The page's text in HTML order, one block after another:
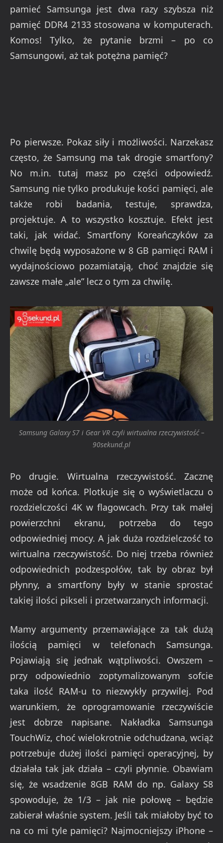
pamieć Samsunga jest dwa razy szybsza niż
pamięć DDR4 2133 stosowana w komputerach.
Komos! Tylko, że pytanie brzmi – po co
Samsungowi, aż tak potężna pamięć?
Po pierwsze. Pokaz siły i możliwości. Narzekasz
często, że Samsung ma tak drogie smartfony?
No m.in. tutaj masz po części odpowiedź.
Samsung nie tylko produkuje kości pamięci, ale
także robi badania, testuje, sprawdza,
projektuje. A to wszystko kosztuje. Efekt jest
taki, jak widać. Smartfony Koreańczyków za
chwilę będą wyposażone w 8 GB pamięci RAM i
wydajnościowo pozamiatają, choć znajdzie się
zawsze małe „ale” lecz o tym za chwilę.
Samsung Galaxy S7 i Gear VR czyli wirtualna rzeczywistość –
90sekund.pl
Po drugie. Wirtualna rzeczywistość. Zacznę
może od końca. Plotkuje się o wyświetlaczu o
rozdzielczości 4K w flagowcach. Przy tak małej
powierzchni ekranu, potrzeba do tego
odpowiedniej mocy. A jak duża rozdzielczość to
wirtualna rzeczywistość. Do niej trzeba również
odpowiednich podzespołów, tak by obraz był
płynny, a smartfony były w stanie sprostać
takiej ilości pikseli i przetwarzanych informacji.
Mamy argumenty przemawiające za tak dużą
ilością pamięci w telefonach Samsunga.
Pojawiają się jednak wątpliwości. Owszem –
przy odpowiednio zoptymalizowanym sofcie
taka ilość RAM-u to niezwykły przywilej. Pod
warunkiem, że oprogramowanie rzeczywiście
jest dobrze napisane. Nakładka Samsunga
TouchWiz, choć wielokrotnie odchudzana, wciąż
potrzebuje dużej ilości pamięci operacyjnej, by
działała tak jak działa – czyli płynnie. Obawiam
się, że wsadzenie 8GB RAM do np. Galaxy S8
spowoduje, że 1/3 – jak nie połowę – będzie
zabierał właśnie system. Jeśli tak miałoby być to
na co mi tyle pamięci? Najmocniejszy iPhone –